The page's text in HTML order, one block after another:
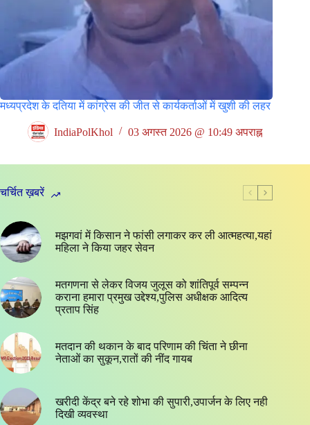
मध्यप्रदेश के दतिया में कांग्रेस की जीत से कार्यकर्ताओं में खुशी की लहर
IndiaPolKhol 03 अगस्त 2026 @ 10:49 अपराह्न
चर्चित ख़बरें
मझगवां में किसान ने फांसी लगाकर कर ली आत्महत्या,यहां
महिला ने किया जहर सेवन
मतगणना से लेकर विजय जुलूस को शांतिपूर्व सम्पन्न
कराना हमारा प्रमुख उद्देश्य,पुलिस अधीक्षक आदित्य
प्रताप सिंह
मतदान की थकान के बाद परिणाम की चिंता ने छीना
नेताओं का सुकून,रातों की नींद गायब
खरीदी केंद्र बने रहे शोभा की सुपारी,उपार्जन के लिए नही
दिखी व्यवस्था